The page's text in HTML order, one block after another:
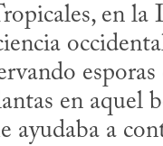
en
esporas
en aquel
ayudaba a